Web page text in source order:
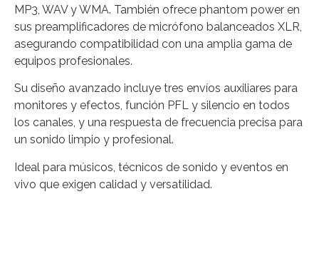
MP3, WAV y WMA. También ofrece phantom power en
sus preamplificadores de micrófono balanceados XLR,
asegurando compatibilidad con una amplia gama de
equipos profesionales.
Su diseño avanzado incluye tres envíos auxiliares para
monitores y efectos, función PFL y silencio en todos
los canales, y una respuesta de frecuencia precisa para
un sonido limpio y profesional.
Ideal para músicos, técnicos de sonido y eventos en
vivo que exigen calidad y versatilidad.